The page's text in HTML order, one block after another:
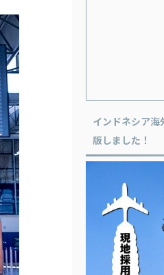
インドネシア
版しました！